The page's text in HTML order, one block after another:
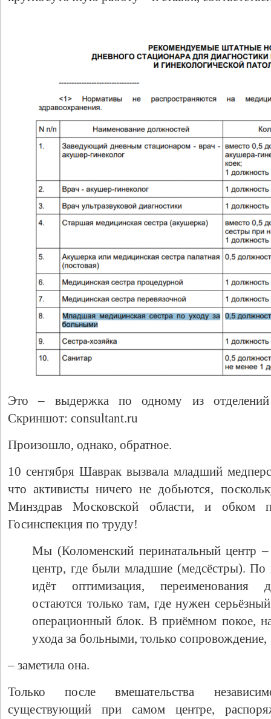
Это – выдержка по одному из отделений
Скриншот: consultant.ru
Произошло, однако, обратное.
10 сентября Шаврак вызвала младший
что активисты ничего не добьются,
Минздрав Московской области, и
Госинспекция по труду!
Мы (Коломенский перинатальный центр
центр, где были младшие (медсёстры). По
идёт оптимизация, переименования
остаются только там, где нужен
операционный блок. В приёмном покое,
ухода за больными, только сопровождение,
– заметила она.
Только после вмешательства
существующий при самом центре,